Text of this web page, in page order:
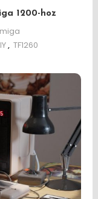
1200-hoz
, TF1260